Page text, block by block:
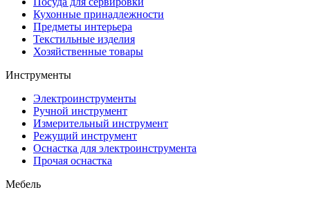
Кухонные принадлежности
Предметы интерьера
Текстильные изделия
Хозяйственные товары
Инструменты
Электроинструменты
Ручной инструмент
Измерительный инструмент
Режущий инструмент
Оснастка для электроинструмента
Прочая оснастка
Мебель